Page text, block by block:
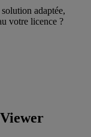
adaptée,
votre licence ?